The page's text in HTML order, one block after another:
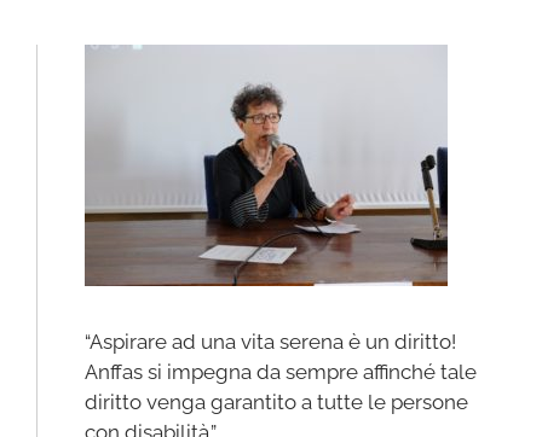
“Aspirare ad una vita serena è un diritto!
Anffas si impegna da sempre affinché tale
diritto venga garantito a tutte le persone
con disabilità.”